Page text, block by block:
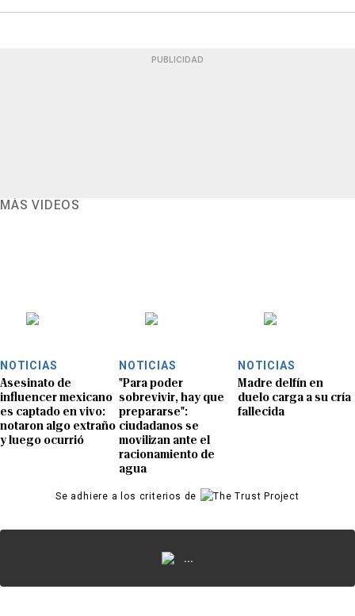
PUBLICIDAD
MÁS VIDEOS
NOTICIAS
Asesinato de
influencer mexicano
es captado en vivo:
notaron algo extraño
y luego ocurrió
NOTICIAS
"Para poder
sobrevivir, hay que
prepararse":
ciudadanos se
movilizan ante el
racionamiento de
agua
NOTICIAS
Madre delfín en
duelo carga a su cría
fallecida
Se adhiere a los criterios de
...